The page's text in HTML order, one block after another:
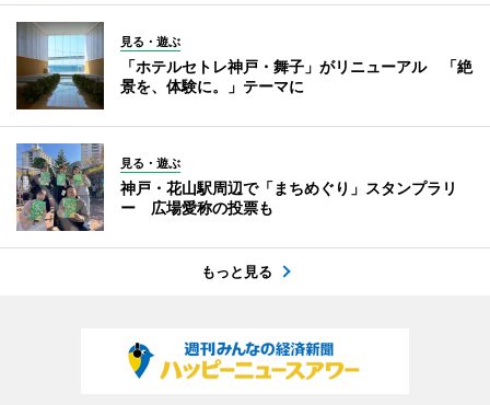
見る・遊ぶ
「ホテルセトレ神戸・舞子」がリニューアル 「絶
景を、体験に。」テーマに
見る・遊ぶ
神戸・花山駅周辺で「まちめぐり」スタンプラリ
ー 広場愛称の投票も
もっと見る